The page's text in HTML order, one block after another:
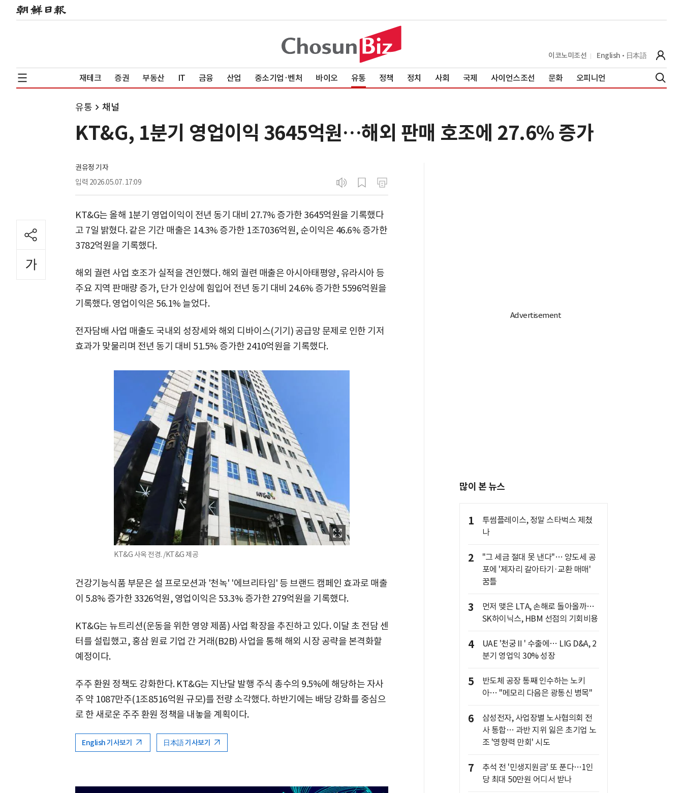
이코노미조선 English 日本語
재테크 증권 부동산 IT 금융 산업 중소기업·벤처 바이오 유통 정책 정치 사회 국제 사이언스조선 문화 오피니언
유통 채널
KT&G, 1분기 영업이익 3645억원…해외 판매 호조에 27.6% 증가
권유정 기자
입력 2026.05.07. 17:09
KT&G는 올해 1분기 영업이익이 전년 동기 대비 27.7% 증가한 3645억원을 기록했다
고 7일 밝혔다. 같은 기간 매출은 14.3% 증가한 1조7036억원, 순이익은 46.6% 증가한
3782억원을 기록했다.
해외 궐련 사업 호조가 실적을 견인했다. 해외 궐련 매출은 아시아태평양, 유라시아 등
주요 지역 판매량 증가, 단가 인상에 힘입어 전년 동기 대비 24.6% 증가한 5596억원을
기록했다. 영업이익은 56.1% 늘었다.
전자담배 사업 매출도 국내외 성장세와 해외 디바이스(기기) 공급망 문제로 인한 기저
효과가 맞물리며 전년 동기 대비 51.5% 증가한 2410억원을 기록했다.
KT&G 사옥 전경. /KT&G 제공
건강기능식품 부문은 설 프로모션과 '천녹' '에브리타임' 등 브랜드 캠페인 효과로 매출
이 5.8% 증가한 3326억원, 영업이익은 53.3% 증가한 279억원을 기록했다.
KT&G는 뉴트리션(운동을 위한 영양 제품) 사업 확장을 추진하고 있다. 이달 초 전담 센
터를 설립했고, 홍삼 원료 기업 간 거래(B2B) 사업을 통해 해외 시장 공략을 본격화할
예정이다.
주주 환원 정책도 강화한다. KT&G는 지난달 발행 주식 총수의 9.5%에 해당하는 자사
주 약 1087만주(1조8516억원 규모)를 전량 소각했다. 하반기에는 배당 강화를 중심으
로 한 새로운 주주 환원 정책을 내놓을 계획이다.
English 기사보기 日本語 기사보기
많이 본 뉴스
1
투썸플레이스, 정말 스타벅스 제쳤
나
2
"그 세금 절대 못 낸다"… 양도세 공
포에 '제자리 갈아타기·교환 매매'
꿈틀
3
먼저 맺은 LTA, 손해로 돌아올까…
SK하이닉스, HBM 선점의 기회비용
4
UAE '천궁Ⅱ' 수출에… LIG D&A, 2
분기 영업익 30% 성장
5
반도체 공장 통째 인수하는 노키
아… "메모리 다음은 광통신 병목"
6
삼성전자, 사업장별 노사협의회 전
사 통합… 과반 지위 잃은 초기업 노
조 '영향력 만회' 시도
7
추석 전 '민생지원금' 또 푼다…1인
당 최대 50만원 어디서 받나